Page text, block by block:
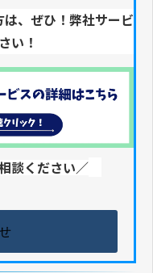
は、ぜひ！弊社サービ
い！
談ください／